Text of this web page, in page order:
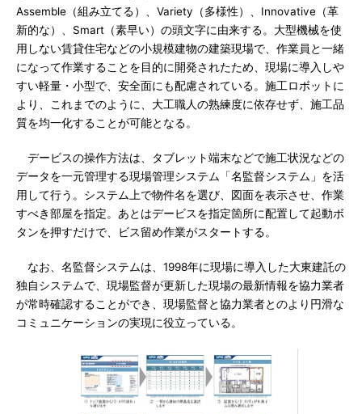
Assemble（組み立てる）、Variety（多様性）、Innovative（革
新的な）、Smart（素早い）の頭文字に由来する。大型機械を使
用しない賃貸住宅などの小規模建物の建築現場で、作業員と一緒
になって作業することを目的に開発されたため、現場に導入しや
すい軽量・小型で、安全面にも配慮されている。施工ロボットに
より、これまでのように、大工職人の熟練度に依存せず、施工品
質を均一化することが可能となる。
デービスの操作方法は、タブレット端末などで施工状況などの
データを一元管理する現場管理システム「名監督システム」を活
用して行う。システム上で物件名を選び、図面を表示させ、作業
すべき部屋を指定。あとはデービスを指定箇所に配置して起動ボ
タンを押すだけで、ビス留め作業がスタートする。
なお、名監督システムは、1998年に現場に導入した大東建託の
独自システムで、現場監督が更新した現場の最新情報を協力業者
が常時確認することができ、現場監督と協力業者とのより円滑な
コミュニケーションの実現に役立っている。